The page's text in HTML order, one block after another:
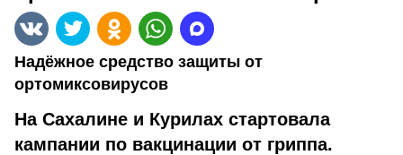
Надёжное средство защиты от
ортомиксовирусов
На Сахалине и Курилах стартовала
кампании по вакцинации от гриппа.